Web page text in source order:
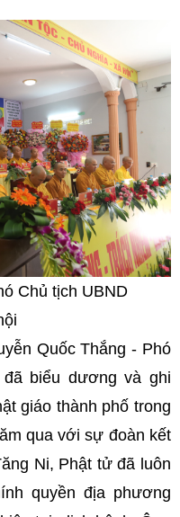
Chủ tịch UBND
Quốc Thắng - Phó
đã biểu dương và ghi
giáo thành phố trong
qua với sự đoàn kết
Ni, Phật tử đã luôn
quyền địa phương